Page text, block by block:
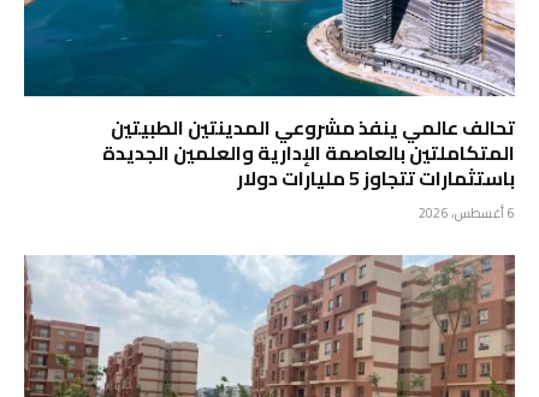
تحالف عالمي ينفذ مشروعي المدينتين الطبيتين
المتكاملتين بالعاصمة الإدارية والعلمين الجديدة
باستثمارات تتجاوز 5 مليارات دولار
6 أغسطس، 2026